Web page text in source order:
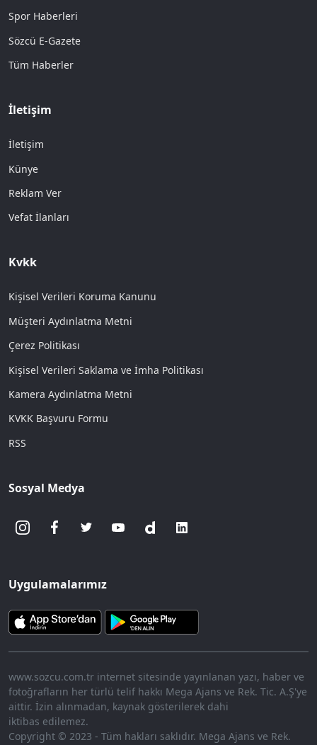
Spor Haberleri
Sözcü E-Gazete
Tüm Haberler
İletişim
İletişim
Künye
Reklam Ver
Vefat İlanları
Kvkk
Kişisel Verileri Koruma Kanunu
Müşteri Aydınlatma Metni
Çerez Politikası
Kişisel Verileri Saklama ve İmha Politikası
Kamera Aydınlatma Metni
KVKK Başvuru Formu
RSS
Sosyal Medya
Uygulamalarımız
www.sozcu.com.tr internet sitesinde yayınlanan yazı, haber ve
fotoğrafların her türlü telif hakkı Mega Ajans ve Rek. Tic. A.Ş'ye
aittir. İzin alınmadan, kaynak gösterilerek dahi
iktibas edilemez.
Copyright © 2023 - Tüm hakları saklıdır. Mega Ajans ve Rek.